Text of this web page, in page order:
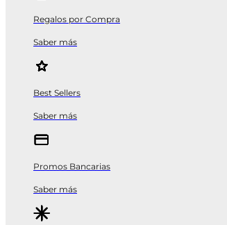
Regalos por Compra
Saber más
Best Sellers
Saber más
Promos Bancarias
Saber más